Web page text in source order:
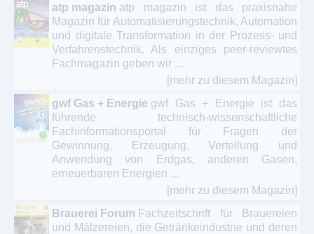
atp magazin atp magazin ist das praxisnahe
Magazin für Automatisierungstechnik, Automation
und digitale Transformation in der Prozess- und
Verfahrenstechnik. Als einziges peer-reviewtes
Fachmagazin geben wir ...
[mehr zu diesem Magazin]
gwf Gas + Energie gwf Gas + Energie ist das
führende technisch-wissenschaftliche
Fachinformationsportal für Fragen der
Gewinnung, Erzeugung, Verteilung und
Anwendung von Erdgas, anderen Gasen,
erneuerbaren Energien ...
[mehr zu diesem Magazin]
Brauerei Forum Fachzeitschrift für Brauereien
und Mälzereien, die Getränkeindustrie und deren